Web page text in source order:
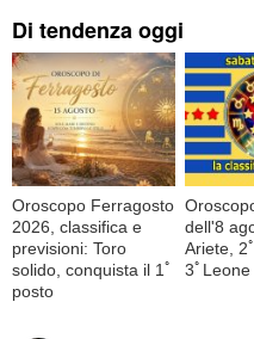
Di tendenza oggi
Oroscopo Ferragosto
2026, classifica e
previsioni: Toro
solido, conquista il 1ﾟ
posto
dell'8
Ariete, 2
3ﾟLeone